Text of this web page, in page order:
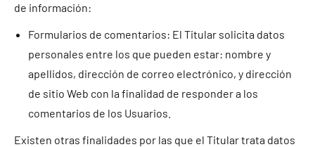
de información:
Formularios de comentarios: El Titular solicita datos
personales entre los que pueden estar: nombre y
apellidos, dirección de correo electrónico, y dirección
de sitio Web con la finalidad de responder a los
comentarios de los Usuarios.
Existen otras finalidades por las que el Titular trata datos